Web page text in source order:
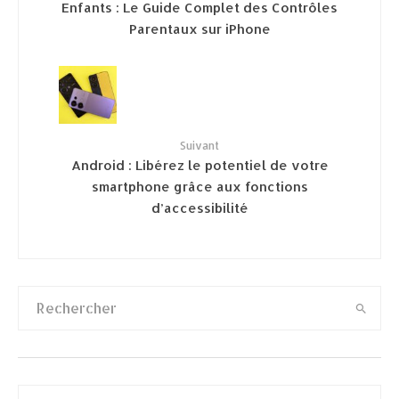
Enfants : Le Guide Complet des Contrôles
Parentaux sur iPhone
Suivant
Android : Libérez le potentiel de votre
smartphone grâce aux fonctions
d’accessibilité